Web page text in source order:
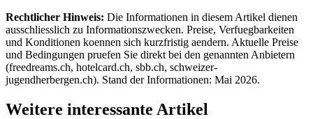
Rechtlicher Hinweis: Die Informationen in diesem Artikel dienen
ausschliesslich zu Informationszwecken. Preise, Verfuegbarkeiten
und Konditionen koennen sich kurzfristig aendern. Aktuelle Preise
und Bedingungen pruefen Sie direkt bei den genannten Anbietern
(freedreams.ch, hotelcard.ch, sbb.ch, schweizer-
jugendherbergen.ch). Stand der Informationen: Mai 2026.
Weitere interessante Artikel